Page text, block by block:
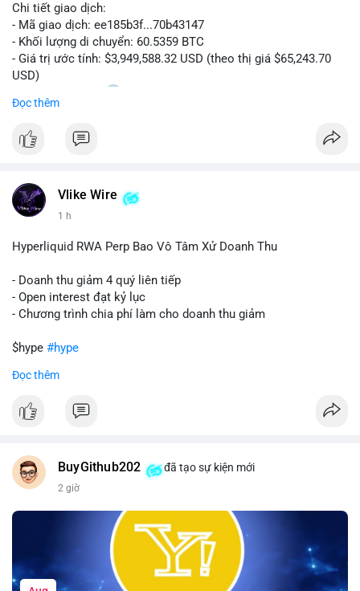
Chi tiết giao dịch:
- Mã giao dịch: ee185b3f...70b43147
- Khối lượng di chuyển: 60.5359 BTC
- Giá trị ước tính: $3,949,588.32 USD (theo thị giá $65,243.70
USD)
- Thời gian: 15:20
Nhận định phân tích:
Khối lượng 60.5 BTC trị giá gần 4 triệu USD được di chuyển
thanh khoản trước khi đẩy giá. Nếu số BTC này được gửi lên
sàn tập trung, áp lực bán tiềm năng sẽ gia tăng. Ngược lại, nếu
củng cố niềm tin cho xu hướng tăng.
Lời khuyên:
Nhà đầu tư nên theo dõi sát dòng tiền tiếp theo từ địa chỉ này.
Nếu BTC được nạp thêm lên sàn, cần thận trọng với nhịp điều
nắm giữ vị thế hiện tại.
#60btc #dongtiencavoi
Đọc thêm
Vlike Wire
1 h
Hyperliquid RWA Perp Bao Vô Tâm Xử Doanh Thu
- Doanh thu giảm 4 quý liên tiếp
- Open interest đạt kỷ lục
- Chương trình chia phí làm cho doanh thu giảm
$hype #hype
#vlikevn
📰 Nguồn: CoinDesk
Đọc thêm
BuyGithub202 đã tạo sự kiện mới
2 giờ